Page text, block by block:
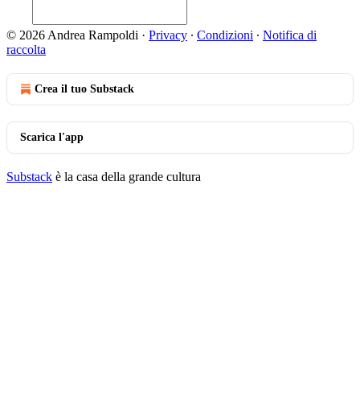
© 2026 Andrea Rampoldi · Privacy ∙ Condizioni ∙ Notifica di
raccolta
Crea il tuo Substack
Scarica l'app
Substack è la casa della grande cultura